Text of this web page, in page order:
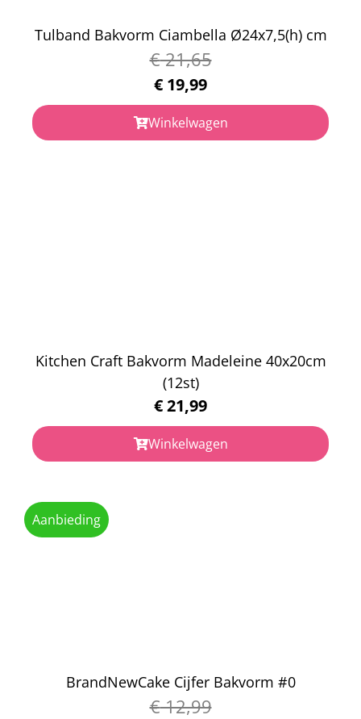
Tulband Bakvorm Ciambella Ø24x7,5(h) cm
€21,65
€ 19,99
Winkelwagen
Kitchen Craft Bakvorm Madeleine 40x20cm
(12st)
€21,99
Winkelwagen
Aanbieding
BrandNewCake Cijfer Bakvorm #0
€12,99